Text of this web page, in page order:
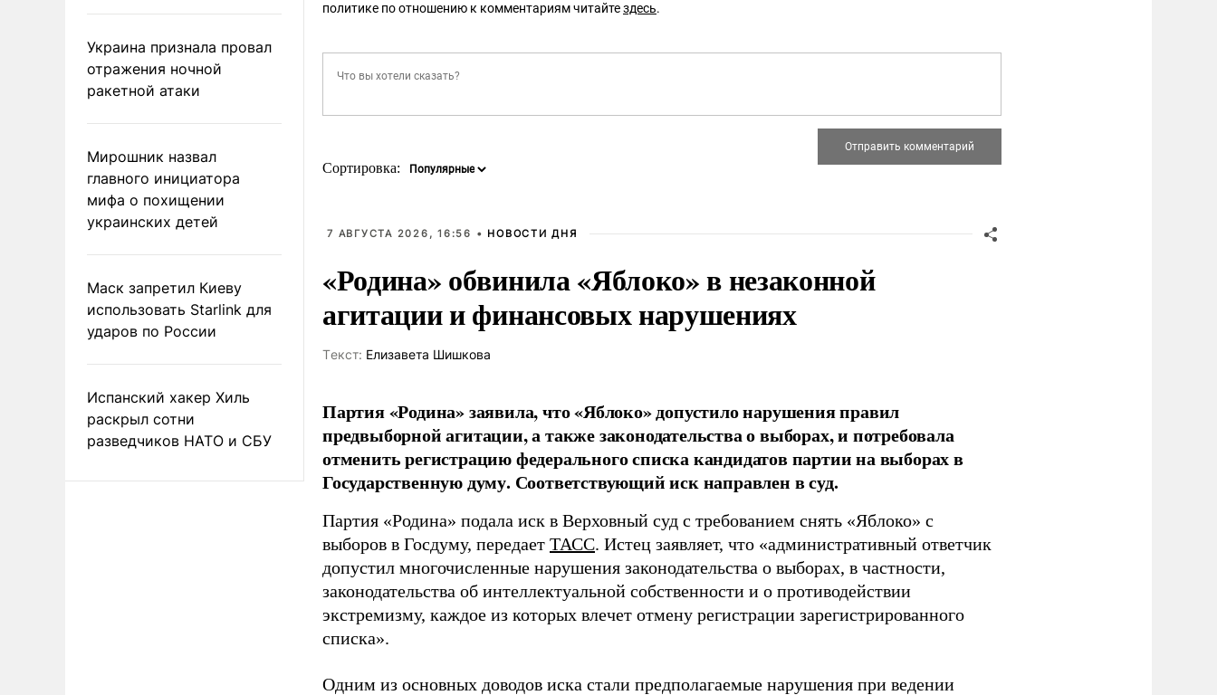
Украина признала провал
отражения ночной
ракетной атаки
Мирошник назвал
главного инициатора
мифа о похищении
украинских детей
Маск запретил Киеву
использовать Starlink для
ударов по России
Испанский хакер Хиль
раскрыл сотни
разведчиков НАТО и СБУ
политике по отношению к комментариям читайтездесь.
Сортировка:
7 АВГУСТА 2026, 16:56 • НОВОСТИ ДНЯ
«Родина» обвинила «Яблоко» в незаконной
агитации и финансовых нарушениях
Tекст: Елизавета Шишкова
Партия «Родина» заявила, что «Яблоко» допустило нарушения правил
предвыборной агитации, а также законодательства о выборах, и потребовала
отменить регистрацию федерального списка кандидатов партии на выборах в
Государственную думу. Соответствующий иск направлен в суд.
Партия «Родина» подала иск в Верховный суд с требованием снять «Яблоко» с
выборов в Госдуму, передает ТАСС. Истец заявляет, что «административный ответчик
допустил многочисленные нарушения законодательства о выборах, в частности,
законодательства об интеллектуальной собственности и о противодействии
экстремизму, каждое из которых влечет отмену регистрации зарегистрированного
списка».
Одним из основных доводов иска стали предполагаемые нарушения при ведении